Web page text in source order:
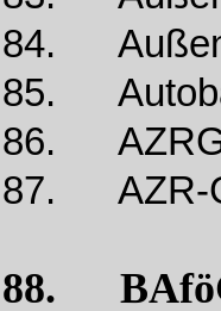
84.
85.
86. AZRG-
87. AZR-
88.